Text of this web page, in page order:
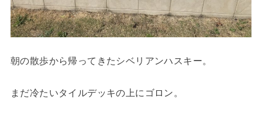
朝の散歩から帰ってきたシベリアンハスキー。
まだ冷たいタイルデッキの上にゴロン。